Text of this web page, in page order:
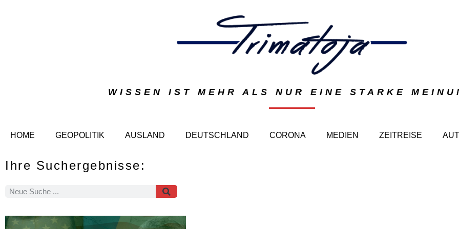
WISSEN IST MEHR ALS NUR EINE STARKE
HOME GEOPOLITIK AUSLAND DEUTSCHLAND CORONA MEDIEN ZEITREISE
Ihre Suchergebnisse: